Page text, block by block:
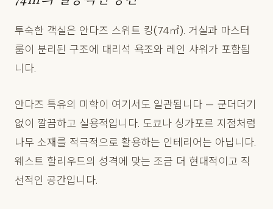
투숙한 객실은 안다즈 스위트 킹(74㎡). 거실과 마스터
룸이 분리된 구조에 대리석 욕조와 레인 샤워가 포함됩
니다.
안다즈 특유의 미학이 여기서도 일관됩니다 — 군더더기
없이 깔끔하고 실용적입니다. 도쿄나 싱가포르 지점처럼
나무 소재를 적극적으로 활용하는 인테리어는 아닙니다.
웨스트 할리우드의 성격에 맞는 조금 더 현대적이고 직
선적인 공간입니다.